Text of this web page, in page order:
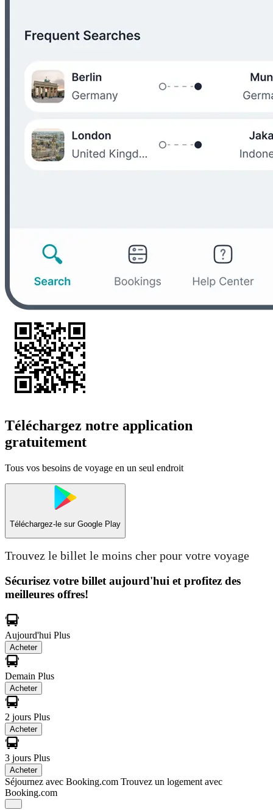
Téléchargez notre application
gratuitement
Tous vos besoins de voyage en un seul endroit
Téléchargez-le sur Google Play
Trouvez le billet le moins cher pour votre voyage
Sécurisez votre billet aujourd'hui et profitez des
meilleures offres!
Aujourd'hui Plus
Acheter
Demain Plus
Acheter
2 jours Plus
Acheter
3 jours Plus
Acheter
Séjournez avec Booking.com Trouvez un logement avec
Booking.com